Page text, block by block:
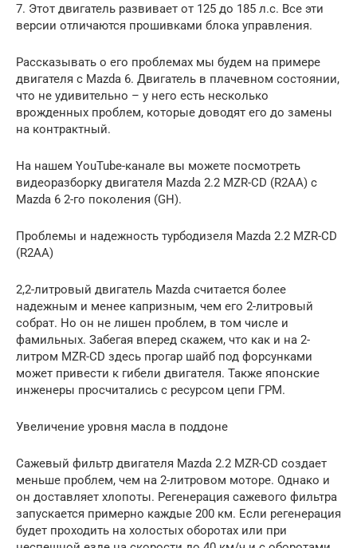
7. Этот двигатель развивает от 125 до 185 л.с. Все эти
версии отличаются прошивками блока управления.
Рассказывать о его проблемах мы будем на примере
двигателя с Mazda 6. Двигатель в плачевном состоянии,
что не удивительно – у него есть несколько
врожденных проблем, которые доводят его до замены
на контрактный.
На нашем YouTube-канале вы можете посмотреть
видеоразборку двигателя Mazda 2.2 MZR-CD (R2AA) c
Mazda 6 2-го поколения (GH).
Проблемы и надежность турбодизеля Mazda 2.2 MZR-CD
(R2AA)
2,2-литровый двигатель Mazda считается более
надежным и менее капризным, чем его 2-литровый
собрат. Но он не лишен проблем, в том числе и
фамильных. Забегая вперед скажем, что как и на 2-
литром MZR-CD здесь прогар шайб под форсунками
может привести к гибели двигателя. Также японские
инженеры просчитались с ресурсом цепи ГРМ.
Увеличение уровня масла в поддоне
Сажевый фильтр двигателя Mazda 2.2 MZR-CD создает
меньше проблем, чем на 2-литровом моторе. Однако и
он доставляет хлопоты. Регенерация сажевого фильтра
запускается примерно каждые 200 км. Если регенерация
будет проходить на холостых оборотах или при